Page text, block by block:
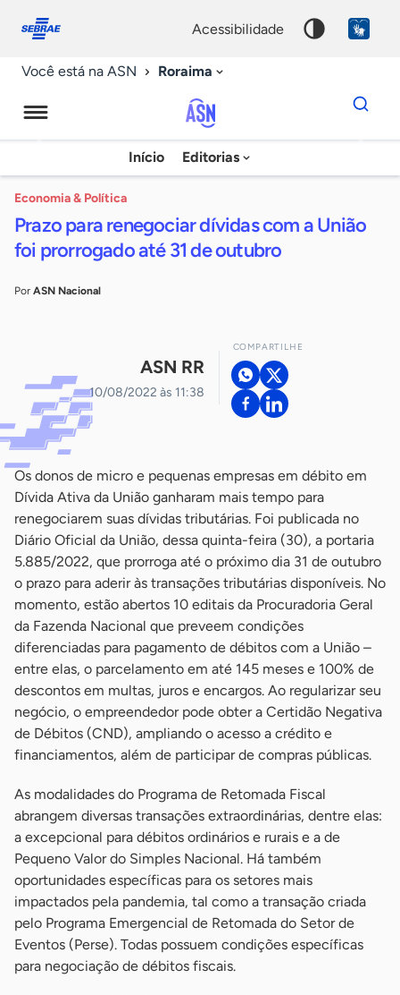
conosco
acessibilidade
Você está na ASN Roraima
Agência
Sebrae
Notícias
Início Editorias
Dados
para
chave
Economia & Política
Prazo para renegociar dívidas com a União
foi prorrogado até 31 de outubro
Por ASN Nacional
ASN RR
10/08/2022 às 11:38
COMPARTILHE
Os donos de micro e pequenas empresas em débito em
Dívida Ativa da União ganharam mais tempo para
renegociarem suas dívidas tributárias. Foi publicada no
Diário Oficial da União, dessa quinta-feira (30), a portaria
5.885/2022, que prorroga até o próximo dia 31 de outubro
o prazo para aderir às transações tributárias disponíveis. No
momento, estão abertos 10 editais da Procuradoria Geral
da Fazenda Nacional que preveem condições
diferenciadas para pagamento de débitos com a União –
entre elas, o parcelamento em até 145 meses e 100% de
descontos em multas, juros e encargos. Ao regularizar seu
negócio, o empreendedor pode obter a Certidão Negativa
de Débitos (CND), ampliando o acesso a crédito e
financiamentos, além de participar de compras públicas.
As modalidades do Programa de Retomada Fiscal
abrangem diversas transações extraordinárias, dentre elas:
a excepcional para débitos ordinários e rurais e a de
Pequeno Valor do Simples Nacional. Há também
oportunidades específicas para os setores mais
impactados pela pandemia, tal como a transação criada
pelo Programa Emergencial de Retomada do Setor de
Eventos (Perse). Todas possuem condições específicas
para negociação de débitos fiscais.